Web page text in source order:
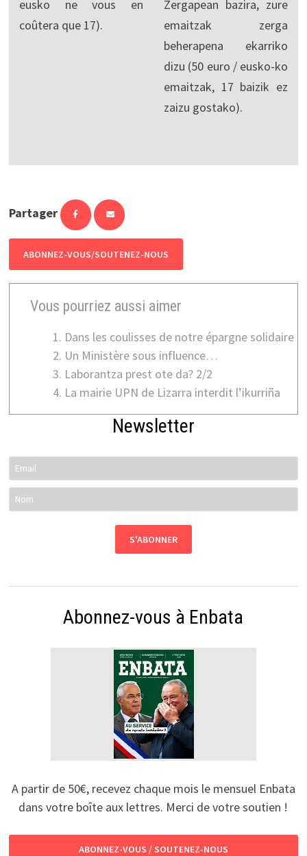
eusko ne vous en
coûtera que 17).
Zergapean bazira, zure
emaitzak zerga
beherapena ekarriko
dizu (50 euro / eusko-ko
emaitzak, 17 baizik ez
zaizu gostako).
Partager
ABONNEZ-VOUS/SOUTENEZ-NOUS
Vous pourriez aussi aimer
Dans les coulisses de notre épargne solidaire
Un Ministère sous influence…
Laborantza prest ote da? 2/2
La mairie UPN de Lizarra interdit l’ikurriña
Newsletter
Abonnez-vous à Enbata
A partir de 50€, recevez chaque mois le mensuel Enbata
dans votre boîte aux lettres. Merci de votre soutien !
ABONNEZ-VOUS / SOUTENEZ-NOUS